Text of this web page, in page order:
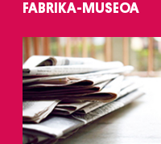
FABRIKA-MUSEOA